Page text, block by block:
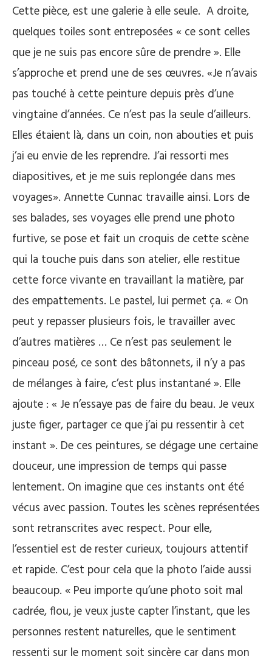
Cette pièce, est une galerie à elle seule. A droite,
quelques toiles sont entreposées « ce sont celles
que je ne suis pas encore sûre de prendre ». Elle
s’approche et prend une de ses œuvres. «Je n’avais
pas touché à cette peinture depuis près d’une
vingtaine d’années. Ce n’est pas la seule d’ailleurs.
Elles étaient là, dans un coin, non abouties et puis
j’ai eu envie de les reprendre. J’ai ressorti mes
diapositives, et je me suis replongée dans mes
voyages». Annette Cunnac travaille ainsi. Lors de
ses balades, ses voyages elle prend une photo
furtive, se pose et fait un croquis de cette scène
qui la touche puis dans son atelier, elle restitue
cette force vivante en travaillant la matière, par
des empattements. Le pastel, lui permet ça. « On
peut y repasser plusieurs fois, le travailler avec
d’autres matières … Ce n’est pas seulement le
pinceau posé, ce sont des bâtonnets, il n’y a pas
de mélanges à faire, c’est plus instantané ». Elle
ajoute : « Je n’essaye pas de faire du beau. Je veux
juste figer, partager ce que j’ai pu ressentir à cet
instant ». De ces peintures, se dégage une certaine
douceur, une impression de temps qui passe
lentement. On imagine que ces instants ont été
vécus avec passion. Toutes les scènes représentées
sont retranscrites avec respect. Pour elle,
l’essentiel est de rester curieux, toujours attentif
et rapide. C’est pour cela que la photo l’aide aussi
beaucoup. « Peu importe qu’une photo soit mal
cadrée, flou, je veux juste capter l’instant, que les
personnes restent naturelles, que le sentiment
ressenti sur le moment soit sincère car dans mon